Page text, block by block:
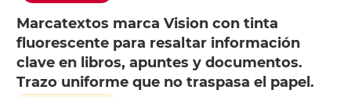
Marcatextos marca Vision con tinta
fluorescente para resaltar información
clave en libros, apuntes y documentos.
Trazo uniforme que no traspasa el papel.